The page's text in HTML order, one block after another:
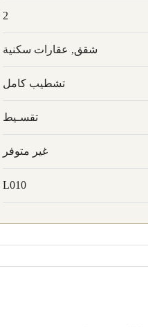
2
شقق, عقارات سكنية
تشطيب كامل
تقسـيط
غير متوفر
L010